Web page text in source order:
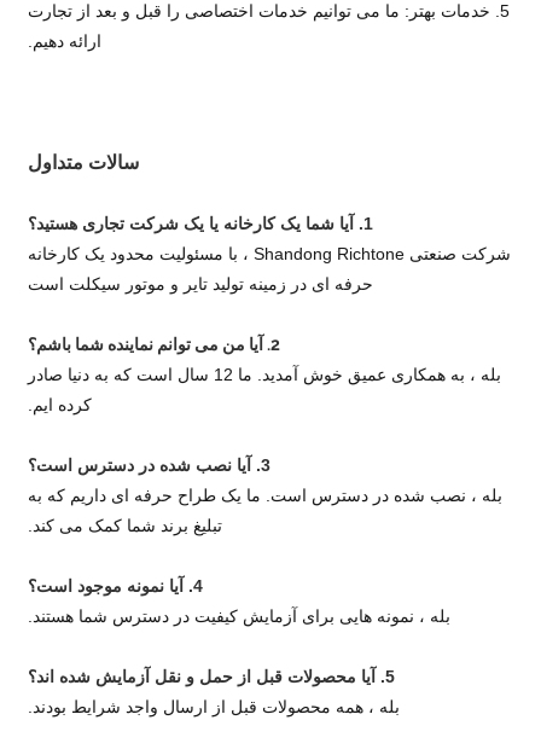
5. خدمات بهتر: ما می توانیم خدمات اختصاصی را قبل و بعد از تجارت
ارائه دهیم.
سالات متداول
1. آیا شما یک کارخانه یا یک شرکت تجاری هستید؟
شرکت صنعتی Shandong Richtone ، با مسئولیت محدود یک کارخانه
حرفه ای در زمینه تولید تایر و موتور سیکلت است
2. آیا من می توانم نماینده شما باشم؟
بله ، به همکاری عمیق خوش آمدید. ما 12 سال است که به دنیا صادر
کرده ایم.
3. آیا نصب شده در دسترس است؟
بله ، نصب شده در دسترس است. ما یک طراح حرفه ای داریم که به
تبلیغ برند شما کمک می کند.
4. آیا نمونه موجود است؟
بله ، نمونه هایی برای آزمایش کیفیت در دسترس شما هستند.
5. آیا محصولات قبل از حمل و نقل آزمایش شده اند؟
بله ، همه محصولات قبل از ارسال واجد شرایط بودند.